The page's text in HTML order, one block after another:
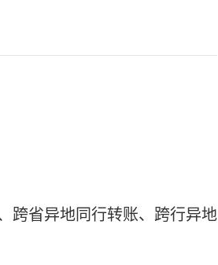
跨省异地同行转账、跨行异地